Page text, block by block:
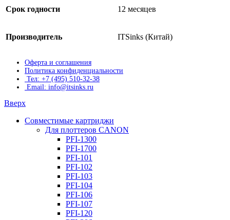
Срок годности 12 месяцев
Производитель ITSinks (Китай)
Оферта и соглашения
Политика конфиденциальности
Тел: +7 (495) 510-32-38
Email: info@itsinks.ru
Вверх
Совместимые картриджи
Для плоттеров CANON
PFI-1300
PFI-1700
PFI-101
PFI-102
PFI-103
PFI-104
PFI-106
PFI-107
PFI-120